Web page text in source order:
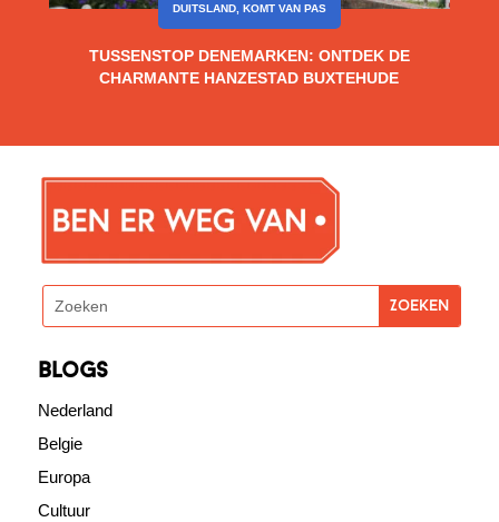
TUSSENSTOP DENEMARKEN: ONTDEK DE
CHARMANTE HANZESTAD BUXTEHUDE
DUITSLAND, KOMT VAN PAS
blogs
Nederland
Belgie
Europa
Cultuur